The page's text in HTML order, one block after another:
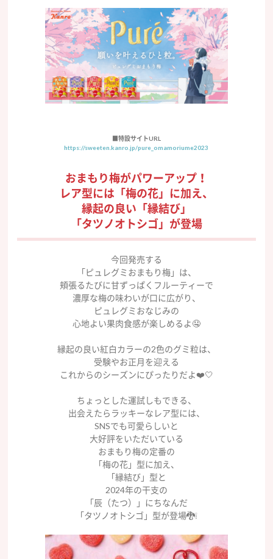
■特設サイトURL
https://sweeten.kanro.jp/pure_omamoriume2023
おまもり梅がパワーアップ！
レア型には「梅の花」に加え、
縁起の良い「縁結び」
「タツノオトシゴ」が登場
今回発売する
「ピュレグミおまもり梅」は、
頬張るたびに甘ずっぱくフルーティーで
濃厚な梅の味わいが口に広がり、
ピュレグミおなじみの
心地よい果肉食感が楽しめるよ🤤
縁起の良い紅白カラーの2色のグミ粒は、
受験やお正月を迎える
これからのシーズンにぴったりだよ❤️🤍
ちょっとした運試しもできる、
出会えたらラッキーなレア型には、
SNSでも可愛らしいと
大好評をいただいている
おまもり梅の定番の
「梅の花」型に加え、
「縁結び」型と
2024年の干支の
「辰（たつ）」にちなんだ
「タツノオトシゴ」型が登場🐉❕